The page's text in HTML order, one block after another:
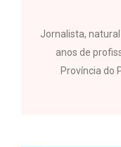
Jornalista,
anos de
Província do